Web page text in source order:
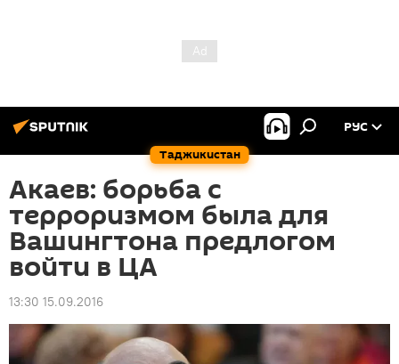
Таджикистан
РУС
Акаев: борьба с
терроризмом была для
Вашингтона предлогом
войти в ЦА
13:30 15.09.2016